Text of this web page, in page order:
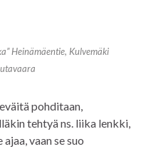
Heinämäentie, Kulvemäki
pohditaan,
tehtyä ns. liika lenkki,
vaan se suo